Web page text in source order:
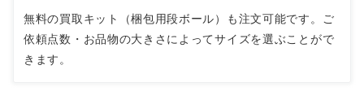
無料の買取キット（梱包用段ボール）も注文可能です。ご
依頼点数・お品物の大きさによってサイズを選ぶことがで
きます。